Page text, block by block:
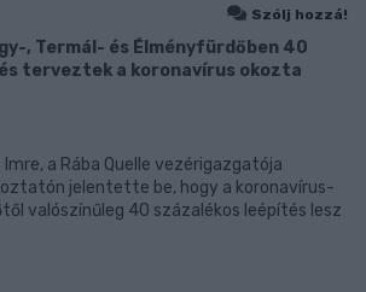
Szólj hozzá!
, Termál- és Élményfürdőben 40
terveztek a koronavírus okozta
a Rába Quelle vezérigazgatója
jelentette be, hogy a koronavírus-
valószínűleg 40 százalékos leépítés lesz